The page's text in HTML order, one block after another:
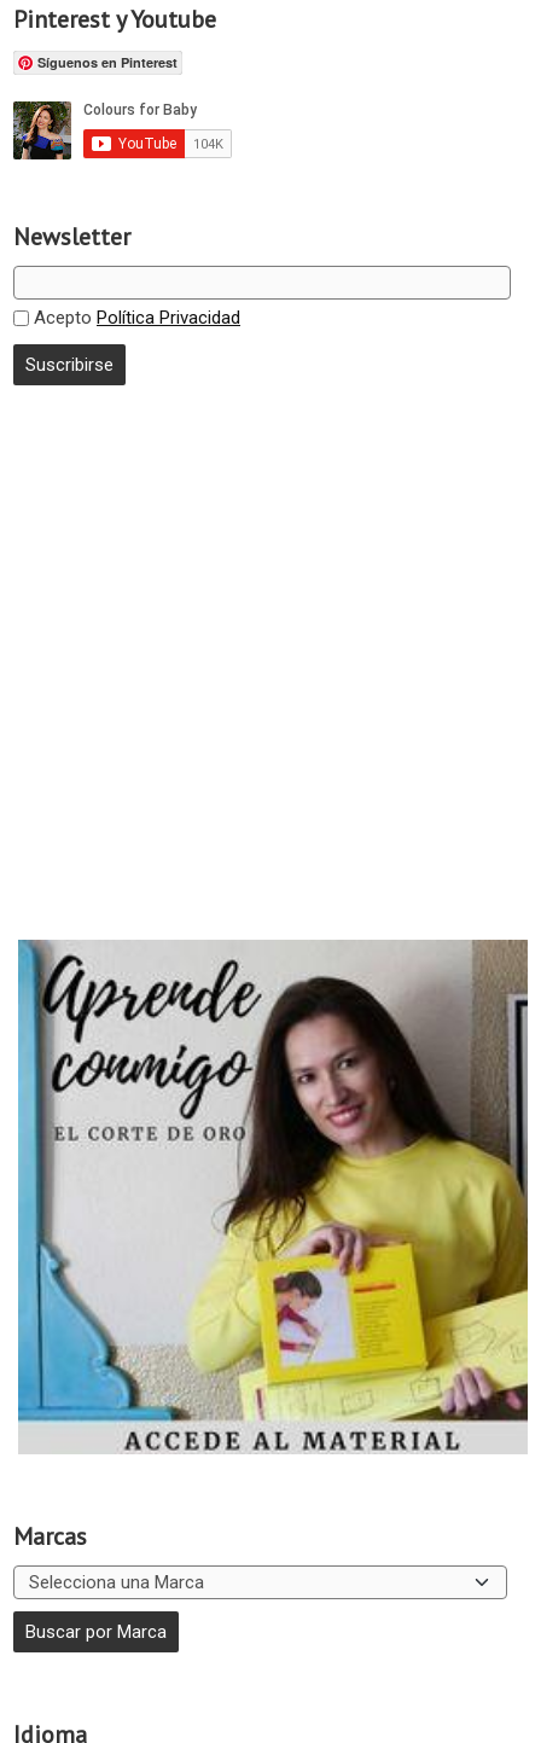
Pinterest y Youtube
Síguenos en Pinterest
Newsletter
Acepto Política Privacidad
Marcas
Idioma